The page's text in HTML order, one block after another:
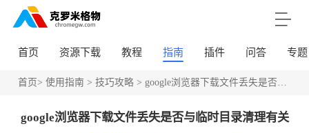
首页 资源下载 教程 指南 插件 问答 专题
首页> 使用指南 > 技巧攻略> google浏览器下载文件丢失是否与临时目录清理有关
google浏览器下载文件丢失是否与临时目录清理有关